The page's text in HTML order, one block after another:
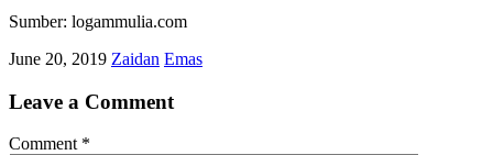
Sumber: logammulia.com
June 20, 2019 Zaidan Emas
Leave a Comment
Comment *